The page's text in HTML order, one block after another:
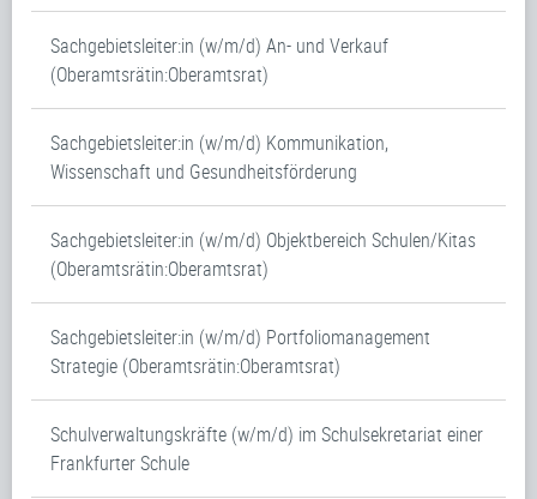
Sachgebietsleiter:in (w/m/d) An- und Verkauf
(Oberamtsrätin:Oberamtsrat)
Sachgebietsleiter:in (w/m/d) Kommunikation,
Wissenschaft und Gesundheitsförderung
Sachgebietsleiter:in (w/m/d) Objektbereich Schulen/Kitas
(Oberamtsrätin:Oberamtsrat)
Sachgebietsleiter:in (w/m/d) Portfoliomanagement
Strategie (Oberamtsrätin:Oberamtsrat)
Schulverwaltungskräfte (w/m/d) im Schulsekretariat einer
Frankfurter Schule